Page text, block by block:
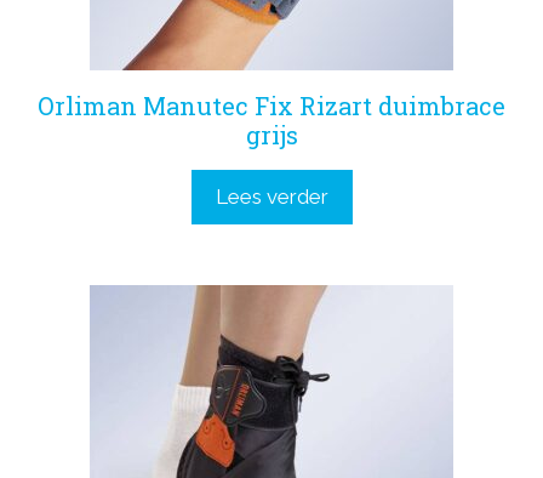
Orliman Manutec Fix Rizart duimbrace
grijs
Lees verder